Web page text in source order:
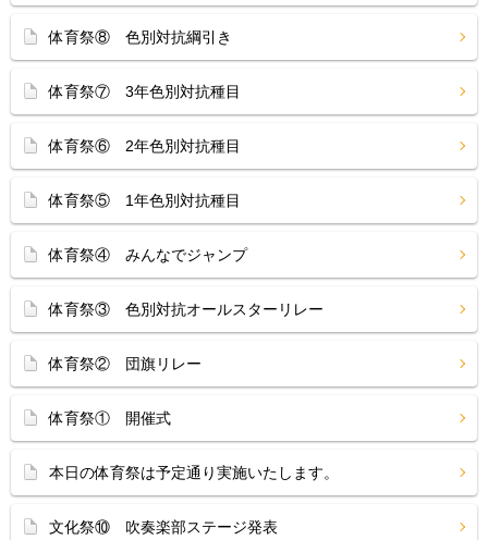
体育祭⑧ 色別対抗綱引き
体育祭⑦ 3年色別対抗種目
体育祭⑥ 2年色別対抗種目
体育祭⑤ 1年色別対抗種目
体育祭④ みんなでジャンプ
体育祭③ 色別対抗オールスターリレー
体育祭② 団旗リレー
体育祭① 開催式
本日の体育祭は予定通り実施いたします。
文化祭⑩ 吹奏楽部ステージ発表